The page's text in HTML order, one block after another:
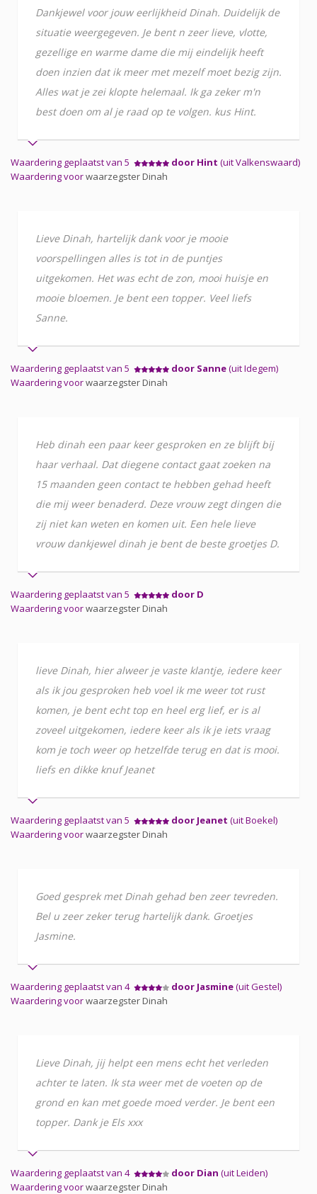
Dankjewel voor jouw eerlijkheid Dinah. Duidelijk de
situatie weergegeven. Je bent n zeer lieve, vlotte,
gezellige en warme dame die mij eindelijk heeft
doen inzien dat ik meer met mezelf moet bezig zijn.
Alles wat je zei klopte helemaal. Ik ga zeker m'n
best doen om al je raad op te volgen. kus Hint.
Waardering geplaatst van 5 door Hint (uit Valkenswaard)
Waardering voorwaarzegster Dinah
Lieve Dinah, hartelijk dank voor je mooie
voorspellingen alles is tot in de puntjes
uitgekomen. Het was echt de zon, mooi huisje en
mooie bloemen. Je bent een topper. Veel liefs
Sanne.
Waardering geplaatst van 5 door Sanne(uit Idegem)
Waardering voorwaarzegster Dinah
Heb dinah een paar keer gesproken en ze blijft bij
haar verhaal. Dat diegene contact gaat zoeken na
15 maanden geen contact te hebben gehad heeft
die mij weer benaderd. Deze vrouw zegt dingen die
zij niet kan weten en komen uit. Een hele lieve
vrouw dankjewel dinah je bent de beste groetjes D.
Waardering geplaatst van 5
door D
Waardering voorwaarzegster Dinah
lieve Dinah, hier alweer je vaste klantje, iedere keer
als ik jou gesproken heb voel ik me weer tot rust
komen, je bent echt top en heel erg lief, er is al
zoveel uitgekomen, iedere keer als ik je iets vraag
kom je toch weer op hetzelfde terug en dat is mooi.
liefs en dikke knuf Jeanet
Waardering geplaatst van 5 door Jeanet (uit Boekel)
Waardering voorwaarzegster Dinah
Goed gesprek met Dinah gehad ben zeer tevreden.
Bel u zeer zeker terug hartelijk dank. Groetjes
Jasmine.
Waardering geplaatst van 4 door Jasmine(uit Gestel)
Waardering voorwaarzegster Dinah
Lieve Dinah, jij helpt een mens echt het verleden
achter te laten. Ik sta weer met de voeten op de
grond en kan met goede moed verder. Je bent een
topper. Dank je Els xxx
Waardering geplaatst van 4 door Dian (uit Leiden)
Waardering voorwaarzegster Dinah